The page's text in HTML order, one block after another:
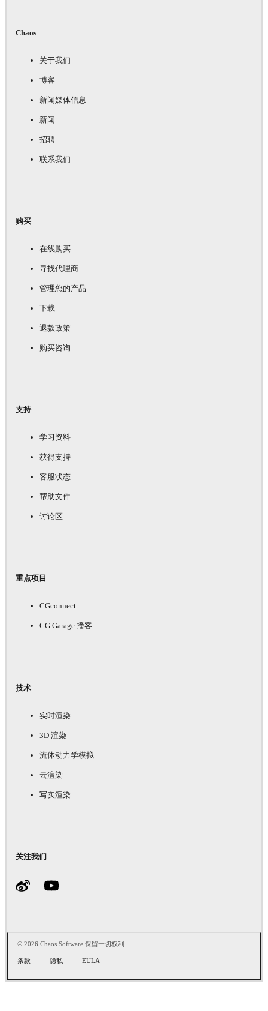
Chaos
关于我们
博客
新闻媒体信息
新闻
招聘
联系我们
购买
在线购买
寻找代理商
管理您的产品
下载
退款政策
购买咨询
支持
学习资料
获得支持
客服状态
帮助文件
讨论区
重点项目
CGconnect
CG Garage 播客
技术
实时渲染
3D 渲染
流体动力学模拟
云渲染
写实渲染
关注我们
© 2026 Chaos Software 保留一切权利
条款 隐私 EULA